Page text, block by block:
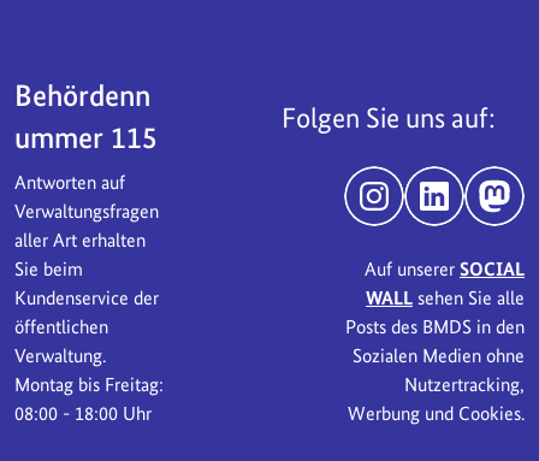
Behördenn
ummer 115
Antworten auf
Verwaltungsfragen
aller Art erhalten
Sie beim
Kundenservice der
öffentlichen
Verwaltung.
Montag bis Freitag:
08:00 - 18:00 Uhr
Folgen Sie uns auf:
InstagramLinkedIn
Auf unserer SOCIAL
WALLsehen Sie alle
Posts des BMDS in den
Sozialen Medien ohne
Nutzertracking,
Werbung und Cookies.